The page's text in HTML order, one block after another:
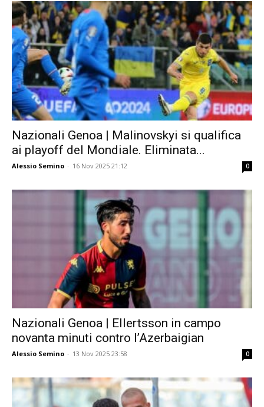
Nazionali Genoa | Malinovskyi si qualifica
ai playoff del Mondiale. Eliminata...
Alessio Semino - 16 Nov 2025 21:12 0
Nazionali Genoa | Ellertsson in campo
novanta minuti contro l’Azerbaigian
Alessio Semino - 13 Nov 2025 23:58 0